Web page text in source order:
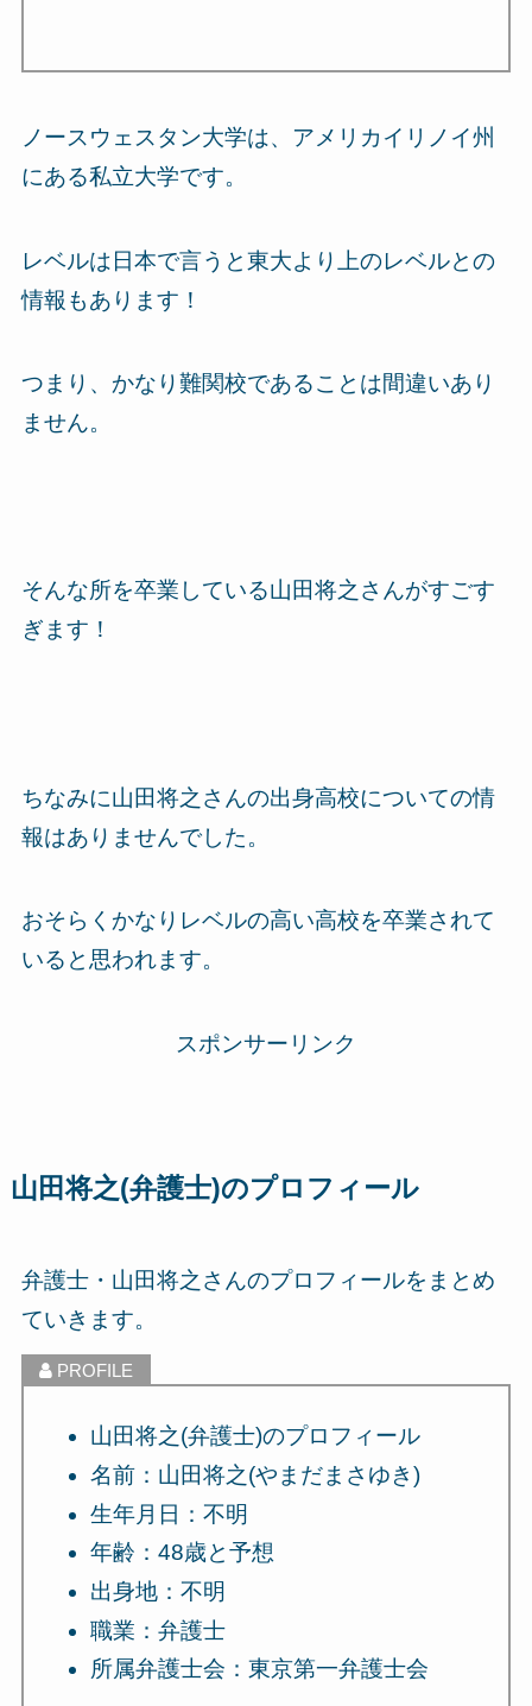
ノースウェスタン大学は、アメリカイリノイ州
にある私立大学です。
レベルは日本で言うと東大より上のレベルとの
情報もあります！
つまり、かなり難関校であることは間違いあり
ません。
そんな所を卒業している山田将之さんがすごす
ぎます！
ちなみに山田将之さんの出身高校についての情
報はありませんでした。
おそらくかなりレベルの高い高校を卒業されて
いると思われます。
スポンサーリンク
山田将之(弁護士)のプロフィール
弁護士・山田将之さんのプロフィールをまとめ
ていきます。
山田将之(弁護士)のプロフィール
名前：山田将之(やまだまさゆき)
生年月日：不明
年齢：48歳と予想
出身地：不明
職業：弁護士
所属弁護士会：東京第一弁護士会